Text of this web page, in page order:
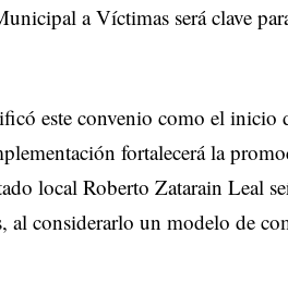
a Víctimas será clave
este convenio como el inicio
fortalecerá la
local Roberto Zatarain Leal
al considerarlo un modelo de